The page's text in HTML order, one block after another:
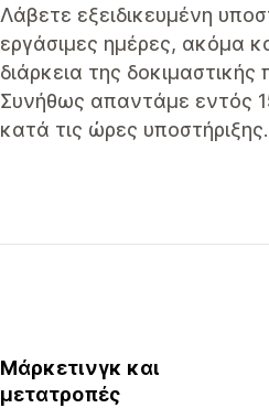
Λάβετε εξειδικευμένη
εργάσιμες ημέρες, ακόμα
διάρκεια της δοκιμαστικής
Συνήθως απαντάμε εντός
κατά τις ώρες υποστήριξης.
Μάρκετινγκ και
μετατροπές